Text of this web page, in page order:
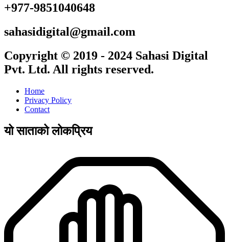
+977-9851040648
sahasidigital@gmail.com
Copyright © 2019 - 2024 Sahasi Digital
Pvt. Ltd. All rights reserved.
Home
Privacy Policy
Contact
यो साताको लोकप्रिय